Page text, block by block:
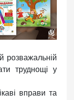
розважальній
труднощі у
вправи та